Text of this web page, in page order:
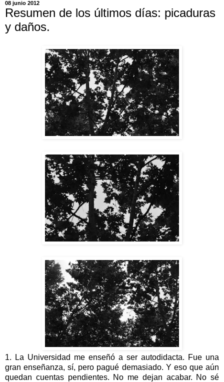
08 junio 2012
Resumen de los últimos días: picaduras
y daños.
1. La Universidad me enseñó a ser autodidacta. Fue una
gran enseñanza, sí, pero pagué demasiado. Y eso que aún
quedan cuentas pendientes. No me dejan acabar. No sé